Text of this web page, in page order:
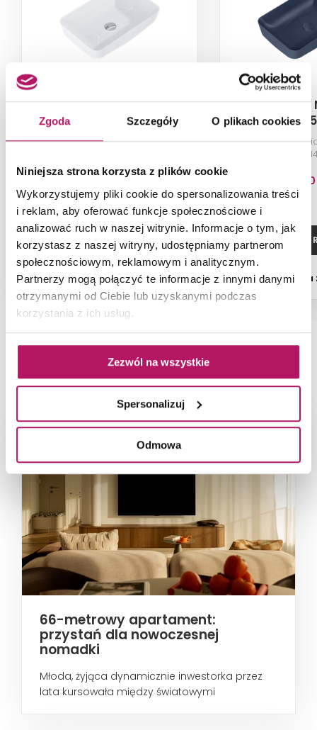
Zgoda Szczegóły O plikach cookies
Niniejsza strona korzysta z plików cookie
Wykorzystujemy pliki cookie do spersonalizowania treści
i reklam, aby oferować funkcje społecznościowe i
analizować ruch w naszej witrynie. Informacje o tym, jak
korzystasz z naszej witryny, udostępniamy partnerom
społecznościowym, reklamowym i analitycznym.
Partnerzy mogą połączyć te informacje z innymi danymi
otrzymanymi od Ciebie lub uzyskanymi podczas
korzystania z ich usług.
Zezwól na wszystkie
Spersonalizuj
Odmowa
Elita Nomia White HG
RE040500058060
Umywalka stawiana na blacie
biały połysk
563,90 PLN
DODAJ DO KOSZYKA
Dostępność:5 szt.
Elita Nomia
Matt
Umywalka
(poprzedni kod
ZOBACZ
Dostępność:
NAJNOWSZE ARTYKUŁY
66-metrowy apartament:
przystań dla nowoczesnej
nomadki
Młoda, żyjąca dynamicznie inwestorka przez
lata kursowała między światowymi